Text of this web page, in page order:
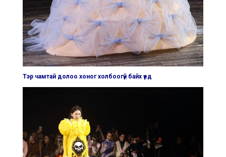
Тэр чамтай долоо хоног холбоогүй байх үед